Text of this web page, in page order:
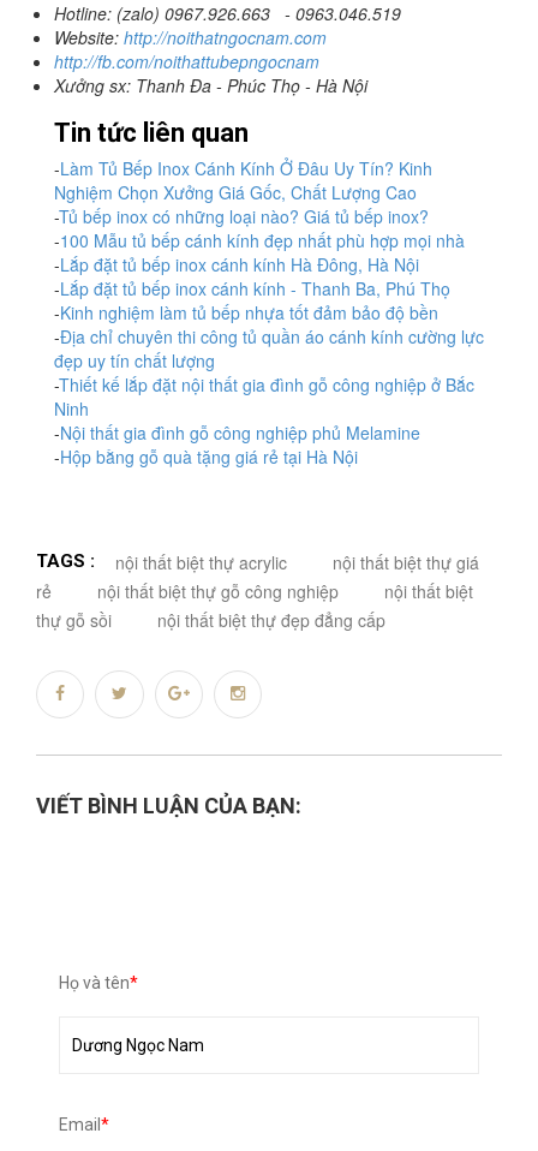
Hotline: (zalo) 0967.926.663 - 0963.046.519
Website: http://noithatngocnam.com
http://fb.com/noithattubepngocnam
Xưởng sx: Thanh Đa - Phúc Thọ - Hà Nội
Tin tức liên quan
-Làm Tủ Bếp Inox Cánh Kính Ở Đâu Uy Tín? Kinh
Nghiệm Chọn Xưởng Giá Gốc, Chất Lượng Cao
-Tủ bếp inox có những loại nào? Giá tủ bếp inox?
-100 Mẫu tủ bếp cánh kính đẹp nhất phù hợp mọi nhà
-Lắp đặt tủ bếp inox cánh kính Hà Đông, Hà Nội
-Lắp đặt tủ bếp inox cánh kính - Thanh Ba, Phú Thọ
-Kinh nghiệm làm tủ bếp nhựa tốt đảm bảo độ bền
-Địa chỉ chuyên thi công tủ quần áo cánh kính cường lực
đẹp uy tín chất lượng
-Thiết kế lắp đặt nội thất gia đình gỗ công nghiệp ở Bắc
Ninh
-Nội thất gia đình gỗ công nghiệp phủ Melamine
-Hộp bằng gỗ quà tặng giá rẻ tại Hà Nội
TAGS : nội thất biệt thự acrylic
nội thất biệt thự giá
rẻ
nội thất biệt thự gỗ công nghiệp
nội thất biệt
thự gỗ sồi
nội thất biệt thự đẹp đẳng cấp
VIẾT BÌNH LUẬN CỦA BẠN:
Họ và tên*
Email*